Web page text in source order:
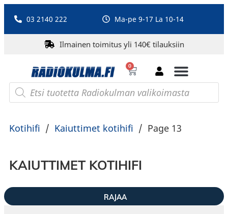
03 2140 222 Ma-pe 9-17 La 10-14
Ilmainen toimitus yli 140€ tilauksiin
0
Kotihifi / Kaiuttimet kotihifi / Page 13
KAIUTTIMET KOTIHIFI
RAJAA